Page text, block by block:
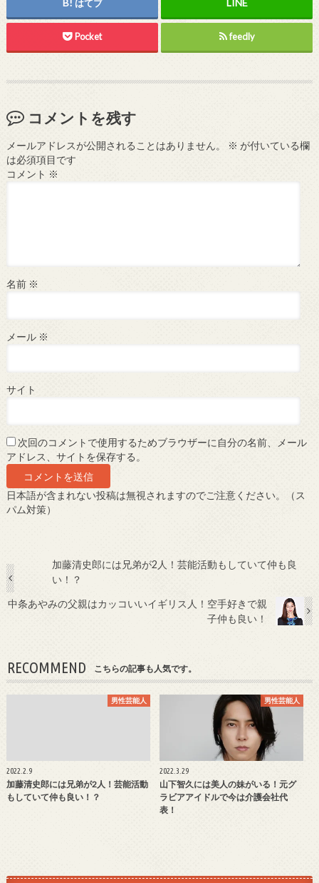
はてブ
Pocket feedly
コメントを残す
メールアドレスが公開されることはありません。 ※ が付いている欄
は必須項目です
コメント ※
名前 ※
メール ※
サイト
次回のコメントで使用するためブラウザーに自分の名前、メール
アドレス、サイトを保存する。
日本語が含まれない投稿は無視されますのでご注意ください。（ス
パム対策）
加藤清史郎には兄弟が2人！芸能活動もしていて仲も良
い！？
中条あやみの父親はカッコいいイギリス人！空手好きで親
子仲も良い！
RECOMMEND こちらの記事も人気です。
男性芸能人
2022.2.9
加藤清史郎には兄弟が2人！芸能活動
もしていて仲も良い！？
男性芸能人
2022.3.29
山下智久には美人の妹がいる！元グ
ラビアアイドルで今は介護会社代
表！